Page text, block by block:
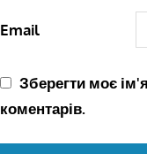
Email
Зберегти моє
коментарів.